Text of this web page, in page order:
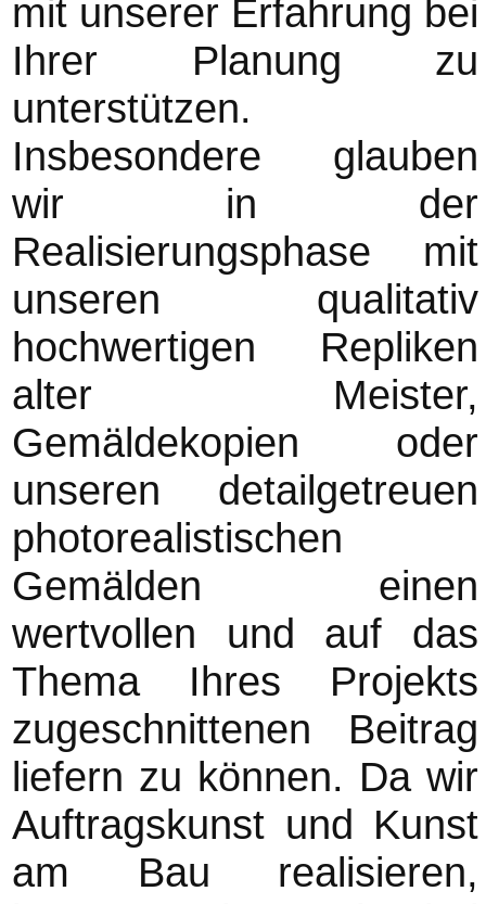
mit unserer Erfahrung bei
Ihrer Planung zu
unterstützen.
Insbesondere glauben
wir in der
Realisierungsphase mit
unseren qualitativ
hochwertigen Repliken
alter Meister,
Gemäldekopien oder
unseren detailgetreuen
photorealistischen
Gemälden einen
wertvollen und auf das
Thema Ihres Projekts
zugeschnittenen Beitrag
liefern zu können. Da wir
Auftragskunst und Kunst
am Bau realisieren,